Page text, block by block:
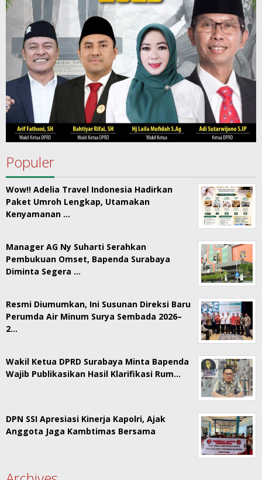
Populer
Wow!! Adelia Travel Indonesia Hadirkan
Paket Umroh Lengkap, Utamakan
Kenyamanan …
Manager AG Ny Suharti Serahkan
Pembukuan Omset, Bapenda Surabaya
Diminta Segera …
Resmi Diumumkan, Ini Susunan Direksi Baru
Perumda Air Minum Surya Sembada 2026–
2…
Wakil Ketua DPRD Surabaya Minta Bapenda
Wajib Publikasikan Hasil Klarifikasi Rum…
DPN SSI Apresiasi Kinerja Kapolri, Ajak
Anggota Jaga Kambtimas Bersama